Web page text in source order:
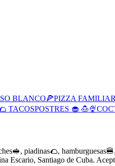
BLANCO🍕PIZZA
TACOSPOSTRES 🧁 🍮🍨
piadinas🌮,
Escario, Santiago de Cuba.